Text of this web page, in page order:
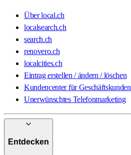
Über local.ch
localsearch.ch
search.ch
renovero.ch
localcities.ch
Eintrag erstellen / ändern / löschen
Kundencenter für Geschäftskunden
Unerwünschtes Telefonmarketing
Entdecken